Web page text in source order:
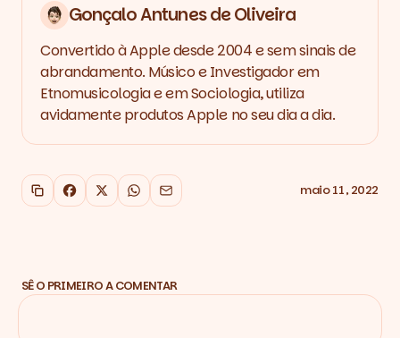
Gonçalo Antunes de Oliveira
Convertido à Apple desde 2004 e sem sinais de
abrandamento. Músico e Investigador em
Etnomusicologia e em Sociologia, utiliza
avidamente produtos Apple no seu dia a dia.
Copiar link
Facebook
X WhatsApp
Email maio 11, 2022
SÊ O PRIMEIRO A COMENTAR